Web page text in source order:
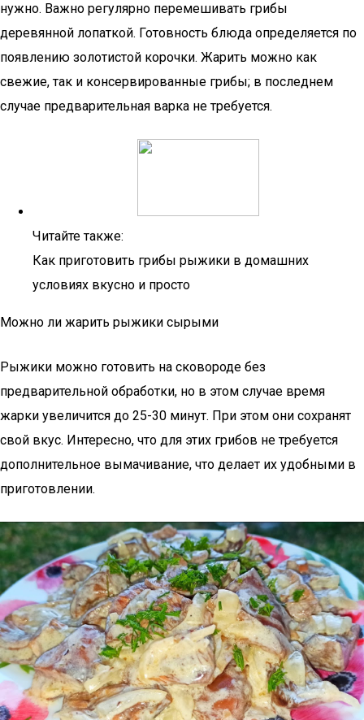
нужно. Важно регулярно перемешивать грибы
деревянной лопаткой. Готовность блюда определяется по
появлению золотистой корочки. Жарить можно как
свежие, так и консервированные грибы; в последнем
случае предварительная варка не требуется.
Читайте также:
Как приготовить грибы рыжики в домашних
условиях вкусно и просто
Можно ли жарить рыжики сырыми
Рыжики можно готовить на сковороде без
предварительной обработки, но в этом случае время
жарки увеличится до 25-30 минут. При этом они сохранят
свой вкус. Интересно, что для этих грибов не требуется
дополнительное вымачивание, что делает их удобными в
приготовлении.